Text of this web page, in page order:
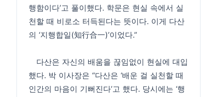
행함이다’고 풀이했다. 학문은 현실 속에서 실
천할 때 비로소 터득된다는 뜻이다. 이게 다산
의 ‘지행합일(知行合一)’이었다.”
다산은 자신의 배움을 끊임없이 현실에 대입
했다. 박 이사장은 “다산은 ‘배운 걸 실천할 때
인간의 마음이 기뻐진다’고 했다. 당시에는 ‘행